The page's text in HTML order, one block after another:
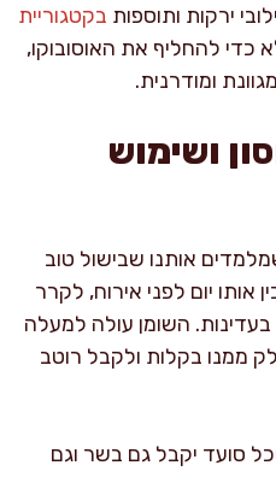
ירקות ותוספות בקטגוריית
כדי להחליף את האוסובוקו,
ומודרנית.
ושימוש
אותנו שבישול טוב
אותו יום לפני אירוח, לקרר
השומן עולה למעלה
ממנו בקלות ולקבל רוטב
סועד יקבל גם בשר וגם